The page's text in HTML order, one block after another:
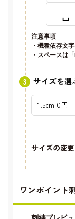
␣
注意事項
・機種依存文
・スペースは
サイズを選
サイズの変
ワンポイント